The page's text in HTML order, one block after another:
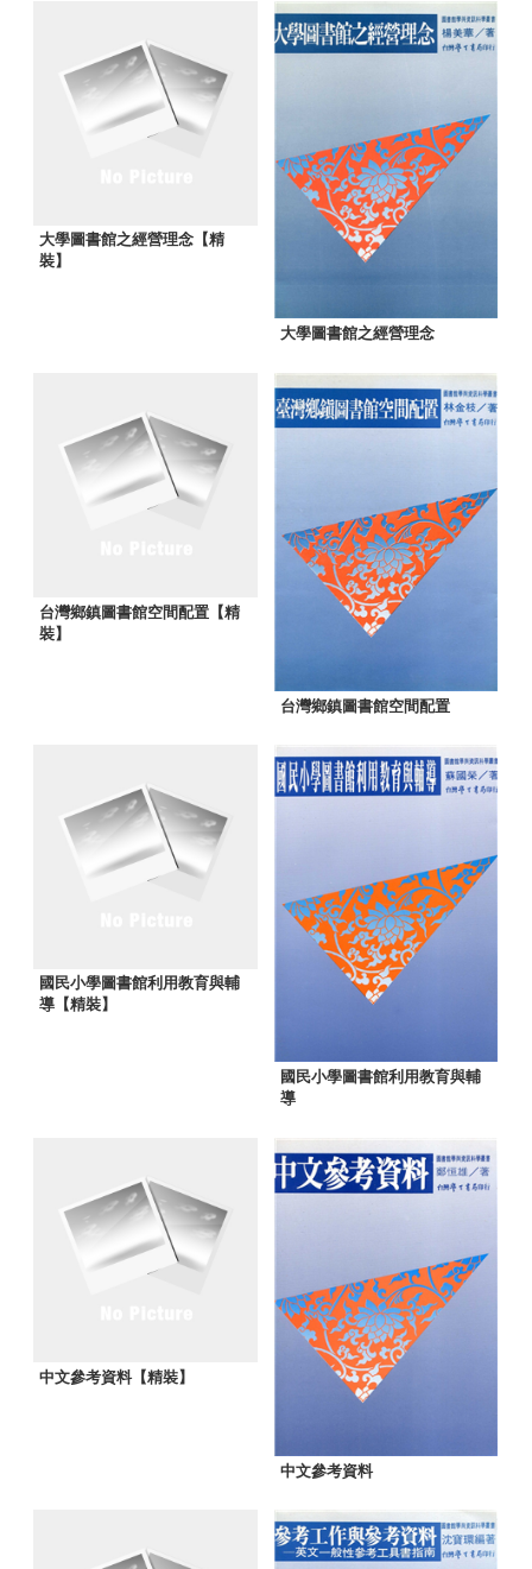
大學圖書館之經營理念【精
裝】
大學圖書館之經營理念
台灣鄉鎮圖書館空間配置【精
裝】
台灣鄉鎮圖書館空間配置
國民小學圖書館利用教育與輔
導【精裝】
國民小學圖書館利用教育與輔
導
中文參考資料【精裝】
中文參考資料